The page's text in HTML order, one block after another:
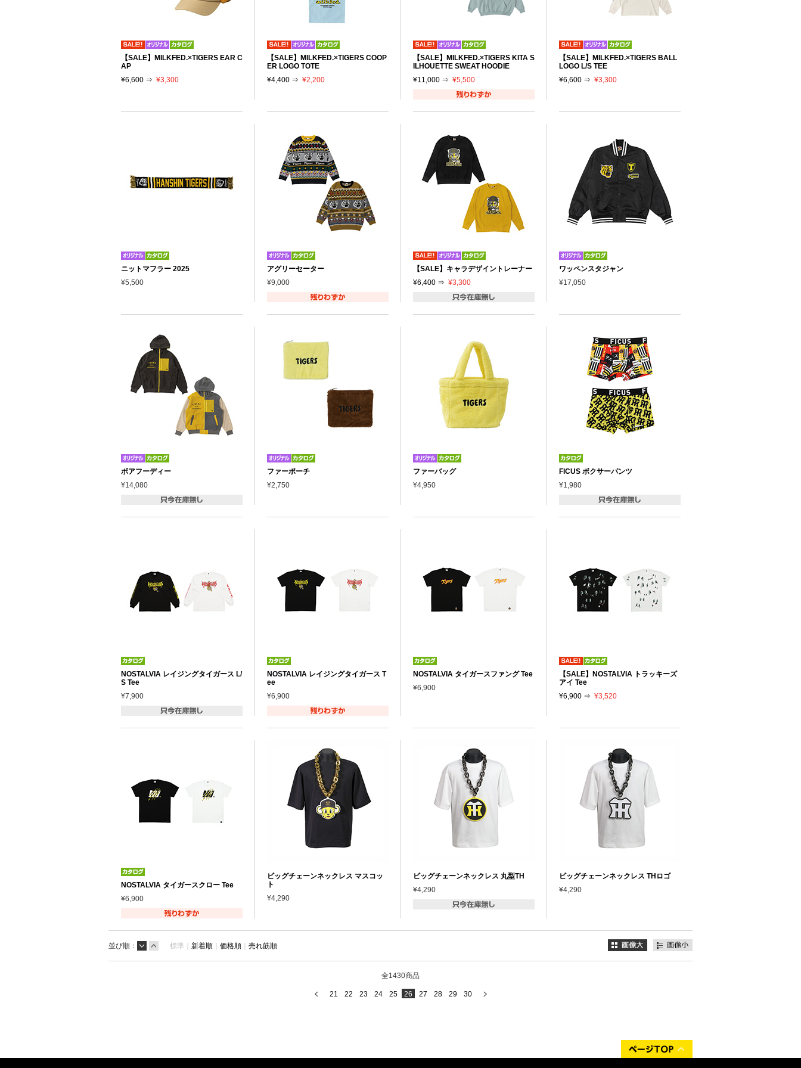
【SALE】MILKFED.×TIGERS EAR C
AP
¥6,600 ⇒ ¥3,300
【SALE】MILKFED.×TIGERS COOP
ER LOGO TOTE
¥4,400 ⇒ ¥2,200
【SALE】MILKFED.×TIGERS KITA S
ILHOUETTE SWEAT HOODIE
¥11,000 ⇒ ¥5,500
【SALE】MILKFED.×TIGERS BALL
LOGO L/S TEE
¥6,600 ⇒ ¥3,300
ニットマフラー 2025
¥5,500
アグリーセーター
¥9,000
【SALE】キャラデザイントレーナー
¥6,400 ⇒ ¥3,300
ワッペンスタジャン
¥17,050
ボアフーディー
¥14,080
ファーポーチ
¥2,750
ファーバッグ
¥4,950
FICUS ボクサーパンツ
¥1,980
NOSTALVIA レイジングタイガース L/
S Tee
¥7,900
NOSTALVIA レイジングタイガース T
ee
¥6,900
NOSTALVIA タイガースファング Tee
¥6,900
【SALE】NOSTALVIA トラッキーズ
アイ Tee
¥6,900 ⇒ ¥3,520
NOSTALVIA タイガースクロー Tee
¥6,900
ビッグチェーンネックレス マスコッ
ト
¥4,290
ビッグチェーンネックレス 丸型TH
¥4,290
ビッグチェーンネックレス THロゴ
¥4,290
並び順： 標準｜ 新着順 ｜ 価格順 ｜ 売れ筋順
全1430商品
21 22 23 24 25 26 27 28 29 30